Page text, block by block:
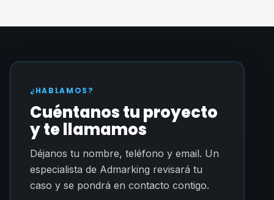
¿HABLAMOS?
Cuéntanos tu proyecto
y te llamamos
Déjanos tu nombre, teléfono y email. Un
especialista de Admarking revisará tu
caso y se pondrá en contacto contigo.